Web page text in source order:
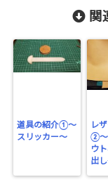
関
道具の紹介①～
スリッカー～
レ
②〜
ウ
出